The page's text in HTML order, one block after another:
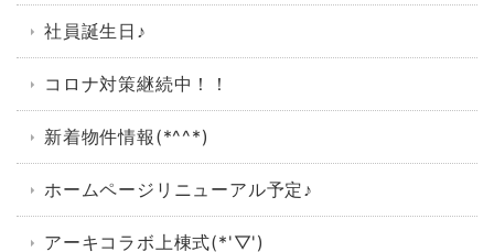
社員誕生日♪
コロナ対策継続中！！
新着物件情報(*^^*)
ホームページリニューアル予定♪
アーキコラボ上棟式(*'▽')